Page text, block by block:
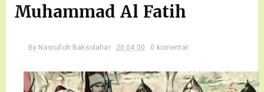
Muhammad Al Fatih
By Nasrulloh Baksolahar 20.04.00 0 komentar